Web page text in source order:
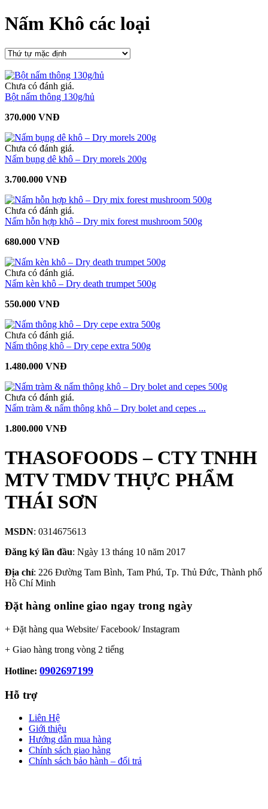
Nấm Khô các loại
Chưa có đánh giá.
Bột nấm thông 130g/hủ
370.000 VNĐ
Chưa có đánh giá.
Nấm bụng dê khô – Dry morels 200g
3.700.000 VNĐ
Chưa có đánh giá.
Nấm hỗn hợp khô – Dry mix forest mushroom 500g
680.000 VNĐ
Chưa có đánh giá.
Nấm kèn khô – Dry death trumpet 500g
550.000 VNĐ
Chưa có đánh giá.
Nấm thông khô – Dry cepe extra 500g
1.480.000 VNĐ
Chưa có đánh giá.
Nấm tràm & nấm thông khô – Dry bolet and cepes ...
1.800.000 VNĐ
THASOFOODS – CTY TNHH
MTV TMDV THỰC PHẨM
THÁI SƠN
MSDN: 0314675613
Đăng ký lần đầu: Ngày 13 tháng 10 năm 2017
Địa chỉ: 226 Đường Tam Bình, Tam Phú, Tp. Thủ Đức, Thành phố
Hồ Chí Minh
Đặt hàng online giao ngay trong ngày
+ Đặt hàng qua Website/ Facebook/ Instagram
+ Giao hàng trong vòng 2 tiếng
Hotline: 0902697199
Hỗ trợ
Liên Hệ
Giới thiệu
Hướng dẫn mua hàng
Chính sách giao hàng
Chính sách bảo hành – đổi trả